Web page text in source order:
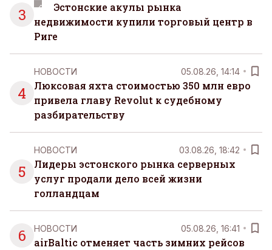
3
Эстонские акулы рынка
недвижимости купили торговый центр в
Риге
4
НОВОСТИ 05.08.26, 14:14
Люксовая яхта стоимостью 350 млн евро
привела главу Revolut к судебному
разбирательству
5
НОВОСТИ 03.08.26, 18:42
Лидеры эстонского рынка серверных
услуг продали дело всей жизни
голландцам
6 НОВОСТИ 05.08.26, 16:41
airBaltic отменяет часть зимних рейсов